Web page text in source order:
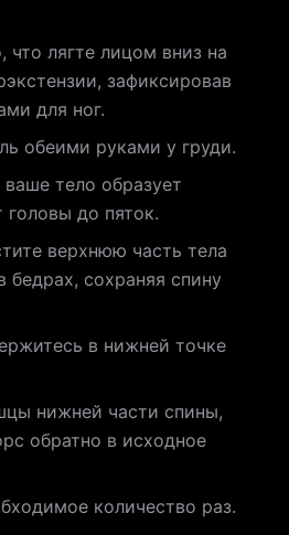
что лягте лицом вниз на
зафиксировав
для ног.
обеими руками у груди.
ваше тело образует
до пяток.
верхнюю часть тела
бедрах, сохраняя спину
в нижней точке
нижней части спины,
обратно в исходное
количество раз.